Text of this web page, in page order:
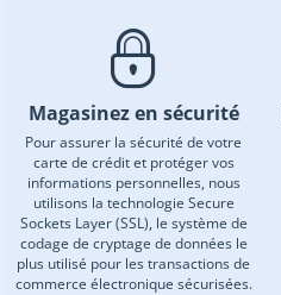
Magasinez en sécurité
Pour assurer la sécurité de votre
carte de crédit et protéger vos
informations personnelles, nous
utilisons la technologie Secure
Sockets Layer (SSL), le système de
codage de cryptage de données le
plus utilisé pour les transactions de
commerce électronique sécurisées.